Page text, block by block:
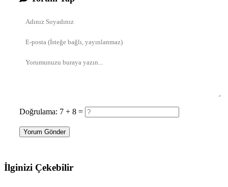
Doğrulama: 7 + 8 =
Yorum Gönder
İlginizi Çekebilir